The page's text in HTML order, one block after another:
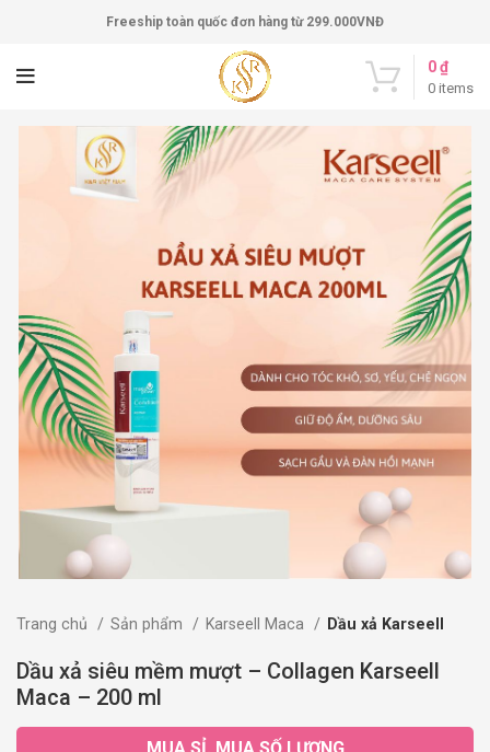
Freeship toàn quốc đơn hàng từ 299.000VNĐ
0 items
0₫
Trang chủ Sản phẩm Karseell Maca Dầu xả Karseell
Dầu xả siêu mềm mượt – Collagen Karseell
Maca – 200 ml